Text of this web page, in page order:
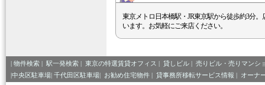
東京メトロ日本橋駅・JR東京駅から徒歩約3分。
います。お気軽にご来店ください。
| 物件検索 | 駅一発検索 | 東京の特選賃貸オフィス | 貸しビル | 売りビル・売りマンシ
|中央区駐車場| 千代田区駐車場| お勧め住宅物件 | 貸事務所移転サービス情報 | オーナ